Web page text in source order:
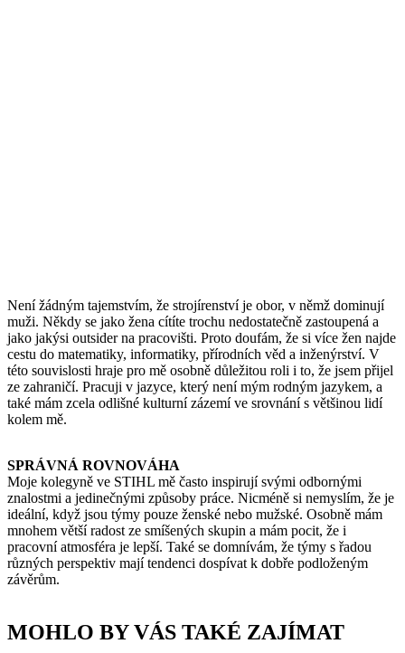
Není žádným tajemstvím, že strojírenství je obor, v němž dominují
muži. Někdy se jako žena cítíte trochu nedostatečně zastoupená a
jako jakýsi outsider na pracovišti. Proto doufám, že si více žen najde
cestu do matematiky, informatiky, přírodních věd a inženýrství. V
této souvislosti hraje pro mě osobně důležitou roli i to, že jsem přijel
ze zahraničí. Pracuji v jazyce, který není mým rodným jazykem, a
také mám zcela odlišné kulturní zázemí ve srovnání s většinou lidí
kolem mě.
SPRÁVNÁ ROVNOVÁHA
Moje kolegyně ve STIHL mě často inspirují svými odbornými
znalostmi a jedinečnými způsoby práce. Nicméně si nemyslím, že je
ideální, když jsou týmy pouze ženské nebo mužské. Osobně mám
mnohem větší radost ze smíšených skupin a mám pocit, že i
pracovní atmosféra je lepší. Také se domnívám, že týmy s řadou
různých perspektiv mají tendenci dospívat k dobře podloženým
závěrům.
MOHLO BY VÁS TAKÉ ZAJÍMAT